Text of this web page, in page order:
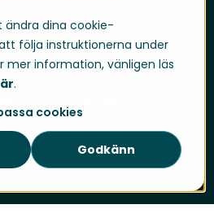
ändra dina cookie-
följa instruktionerna under
mer information, vänligen läs
.
cookies
Godkänn